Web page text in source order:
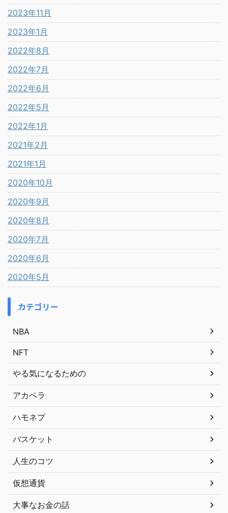
2023年11月
2023年1月
2022年8月
2022年7月
2022年6月
2022年5月
2022年1月
2021年2月
2021年1月
2020年10月
2020年9月
2020年8月
2020年7月
2020年6月
2020年5月
カテゴリー
NBA
NFT
やる気になるための
アカペラ
ハモネプ
バスケット
人生のコツ
仮想通貨
大事なお金の話